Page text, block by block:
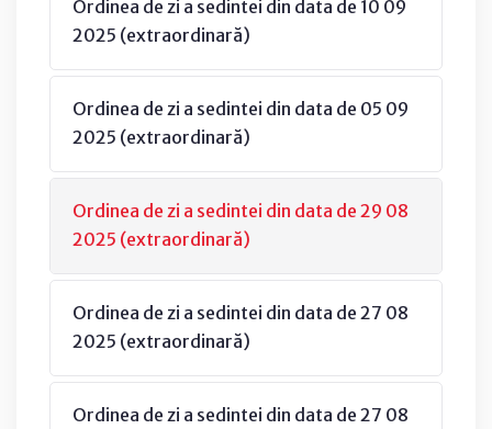
Ordinea de zi a sedintei din data de 10 09
2025 (extraordinară)
Ordinea de zi a sedintei din data de 05 09
2025 (extraordinară)
Ordinea de zi a sedintei din data de 29 08
2025 (extraordinară)
Ordinea de zi a sedintei din data de 27 08
2025 (extraordinară)
Ordinea de zi a sedintei din data de 27 08